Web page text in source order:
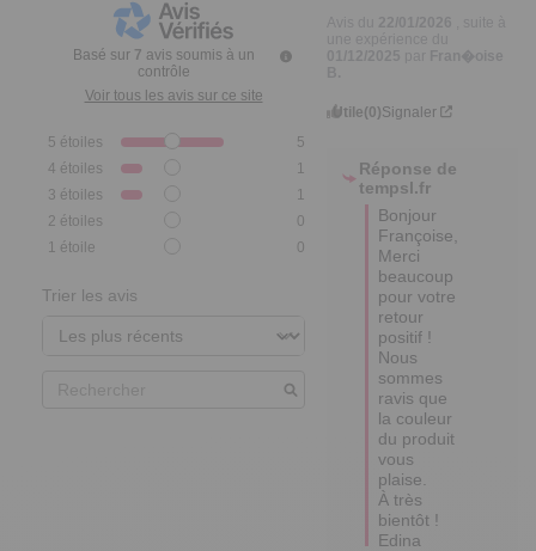
Basé sur 7 avis soumis à un
contrôle
Voir tous les avis sur ce site
5 étoiles
5
4 étoiles
1
3 étoiles
1
2 étoiles
0
1 étoile 0
Trier les avis
Utile(0)Signaler
Réponse de
tempsl.fr
Bonjour
Françoise,
Merci
beaucoup
pour votre
retour
positif !
Nous
sommes
ravis que
la couleur
du produit
vous
plaise.
À très
bientôt !
Edina